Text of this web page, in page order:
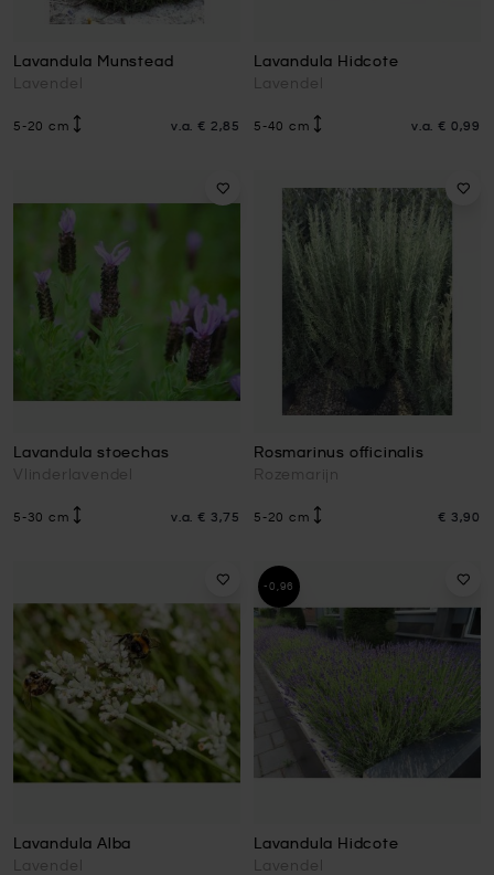
Lavandula Munstead
Lavendel
5-20 cm v.a. € 2,85
Lavandula Hidcote
Lavendel
5-40 cm v.a. € 0,99
Lavandula stoechas
Vlinderlavendel
5-30 cm v.a. € 3,75
Rosmarinus officinalis
Rozemarijn
5-20 cm € 3,90
Lavandula Alba
Lavendel
Lavandula Hidcote
Lavendel
-0,96